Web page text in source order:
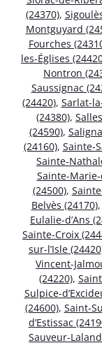
(24370),
Montguyard
Fourches
les-Églises
Nontron
Saussignac
(24420), Sarlat-
(24380),
(24590),
(24160), Sainte-
Sainte-
Sainte-
(24500),
Belvès (24170),
Eulalie-d’Ans
Sainte-Croix
sur-l’Isle
Vincent-
(24220),
Sulpice-
(24600), Saint-
d’Estissac
Sauveur-